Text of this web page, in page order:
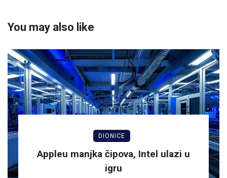
You may also like
DIONICE
Appleu manjka čipova, Intel ulazi u
igru